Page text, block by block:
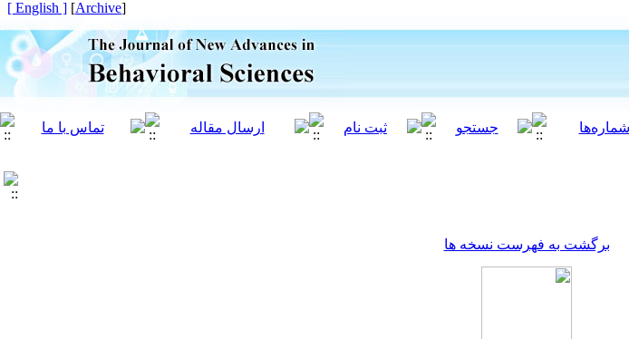
[
Archive
]
[ English ]
برگشت به فهرست نسخه ها